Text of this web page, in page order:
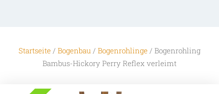
Startseite / Bogenbau / Bogenrohlinge / Bogenrohling
Bambus-Hickory Perry Reflex verleimt